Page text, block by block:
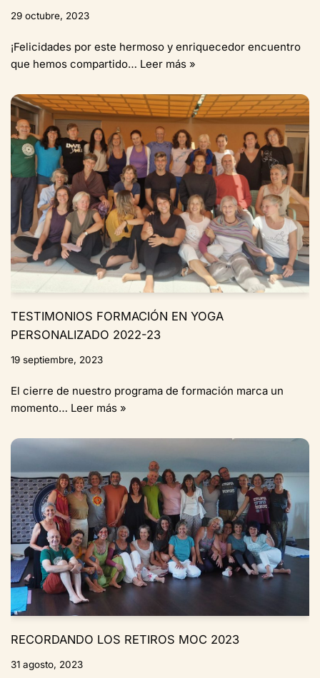
29 octubre, 2023
¡Felicidades por este hermoso y enriquecedor encuentro
que hemos compartido… Leer más »
TESTIMONIOS FORMACIÓN EN YOGA
PERSONALIZADO 2022-23
19 septiembre, 2023
El cierre de nuestro programa de formación marca un
momento… Leer más »
RECORDANDO LOS RETIROS MOC 2023
31 agosto, 2023